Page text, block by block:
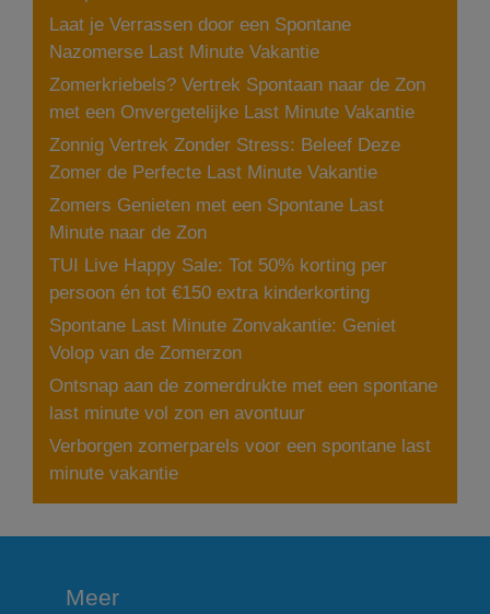
Laat je Verrassen door een Spontane
Nazomerse Last Minute Vakantie
Zomerkriebels? Vertrek Spontaan naar de Zon
met een Onvergetelijke Last Minute Vakantie
Zonnig Vertrek Zonder Stress: Beleef Deze
Zomer de Perfecte Last Minute Vakantie
Zomers Genieten met een Spontane Last
Minute naar de Zon
TUI Live Happy Sale: Tot 50% korting per
persoon én tot €150 extra kinderkorting
Spontane Last Minute Zonvakantie: Geniet
Volop van de Zomerzon
Ontsnap aan de zomerdrukte met een spontane
last minute vol zon en avontuur
Verborgen zomerparels voor een spontane last
minute vakantie
Meer